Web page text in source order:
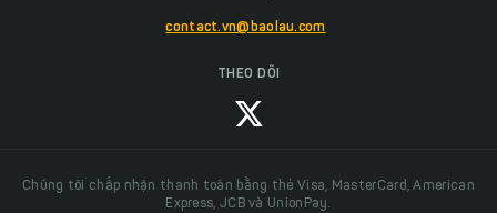
contact.vn@baolau.com
THEO DÕI
Chúng tôi chấp nhận thanh toán bằng thẻ Visa, MasterCard, American
Express, JCB và UnionPay.